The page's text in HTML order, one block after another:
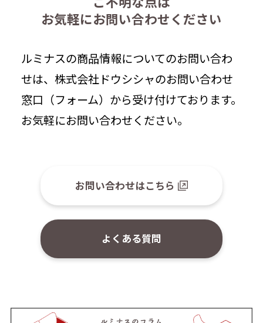
お気軽にお問い合わせください
ルミナスの商品情報についてのお問い合わ
せは、株式会社ドウシシャのお問い合わせ
窓口（フォーム）から受け付けております。
お気軽にお問い合わせください。
お問い合わせはこちら
よくある質問